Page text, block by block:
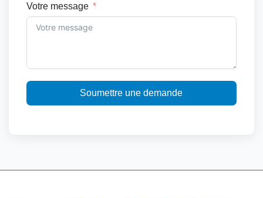
Votre message
Soumettre une demande